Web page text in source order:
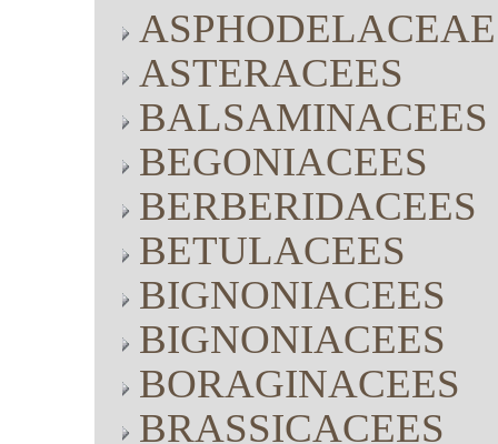
ASPHODELACEAE
ASTERACEES
BALSAMINACEES
BEGONIACEES
BERBERIDACEES
BETULACEES
BIGNONIACEES
BIGNONIACEES
BORAGINACEES
BRASSICACEES